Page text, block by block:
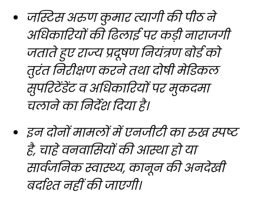
जस्टिस अरुण कुमार त्यागी की पीठ ने
अधिकारियों की ढिलाई पर कड़ी नाराजगी
जताते हुए राज्य प्रदूषण नियंत्रण बोर्ड को
तुरंत निरीक्षण करने तथा दोषी मेडिकल
सुपरिटेंडेंट व अधिकारियों पर मुकदमा
चलाने का निर्देश दिया है।
इन दोनों मामलों में एनजीटी का रुख स्पष्ट
है, चाहे वनवासियों की आस्था हो या
सार्वजनिक स्वास्थ्य, कानून की अनदेखी
बर्दाश्त नहीं की जाएगी।